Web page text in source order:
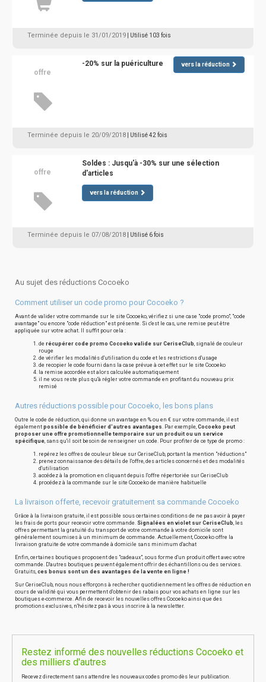
Terminée depuis le 31/01/2019 | Utilisé 103 fois
offre
-20% sur la puériculture vers la réduction
Terminée depuis le 20/09/2018 | Utilisé 42 fois
offre
Soldes : Jusqu'à -30% sur une sélection
d'articles
vers la réduction
Terminée depuis le 07/08/2018 | Utilisé 6 fois
Au sujet des réductions Cocoeko
Comment utiliser un code promo pour Cocoeko ?
Avant de valider votre commande sur le site Cocoeko, vérifiez si une case "code promo", "code
avantage" ou encore "code réduction" est présente. Si c'est le cas, une remise peut être
appliquée sur votre achat. Il suffit pour cela :
de récupérer code promo Cocoeko valide sur CeriseClub, signalé de couleur
rouge
de vérifier les modalités d'utilisation du code et les restrictions d'usage
de recopier le code fourni dans la case prévue à cet effet sur le site Cocoeko
la remise accordée est alors calculée automatiquement
il ne vous reste plus qu'à régler votre commande en profitant du nouveau prix
remisé
Autres réductions possible pour Cocoeko, les bons plans
Outre le code de réduction, qui donne un avantage en % ou en € sur votre commande, il est
également possible de bénéficier d'autres avantages. Par exemple, Cocoeko peut
proposer une offre promotionnelle temporaire sur un produit ou un service
spécifique, sans qu'il soit besoin de renseigner un code. Pour profiter de ce type de promo :
repérez les offres de couleur bleue sur CeriseClub, portant la mention "réductions"
prenez connaissance des détails de l'offre, des articles concernés et des modalités
d'utilisation
accédez à la promotion en cliquant depuis l'offre répertoriée sur CeriseClub
procédez à la commande sur le site Cocoeko de manière habituelle
La livraison offerte, recevoir gratuitement sa commande Cocoeko
Grâce à la livraison gratuite, il est possible sous certaines conditions de ne pas avoir à payer
les frais de ports pour recevoir votre commande. Signalées en violet sur CeriseClub, les
offres permettant la gratuité du transport de votre commande à votre domicile sont
généralement soumises à un minimum de commande. Actuellement, Cocoeko offre la
livraison gratuite de votre commande à domicile sans minimum d'achat
Enfin, certaines boutiques proposent des "cadeaux", sous forme d'un produit offert avec votre
commande. D'autres boutiques peuvent également offrir des échantillons ou des services.
Gratuits, ces bonus sont un des avantages de la vente en ligne !
Sur CeriseClub, nous nous efforçons à rechercher quotidiennement les offres de réduction en
cours de validité qui vous permettent d'obtenir des rabais pour vos achats en ligne sur les
boutiques e-commerce. Afin de recevoir les nouvelles offres Cocoeko ainsi que des
promotions exclusives, n'hésitez pas à vous inscrire à la newsletter.
Restez informé des nouvelles réductions Cocoeko et
des milliers d'autres
Recevez directement sans attendre les nouveaux codes promo dès leur publication.